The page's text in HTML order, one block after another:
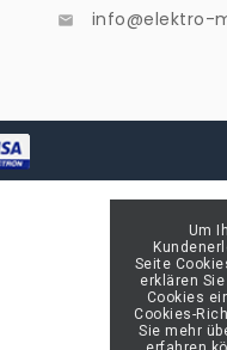
 info@elektro-
Um
Seite
erklären
Cookies
Cookies-
Sie mehr